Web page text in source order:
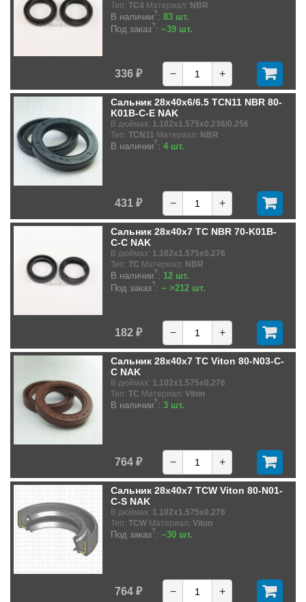
Тип: TC4 Материал: NBR
В наличии?: 83 шт.
Под заказ?: ~39 шт.
336 ₽ − +
Сальник 28x40x6/6.5 TCN11 NBR 80-
K01B-C-E NAK
В дюймах: 1.102x1.575x0.236/0.256
Тип: TCN11 Материал: NBR
В наличии?: 4 шт.
431 ₽ − +
Сальник 28x40x7 TC NBR 70-K01B-
C-C NAK
В дюймах: 1.102x1.575x0.276
Тип: TC Материал: NBR
В наличии?: 12 шт.
Под заказ?: ~ >212 шт.
182 ₽ − +
Сальник 28x40x7 TC Viton 80-N03-C-
C NAK
В дюймах: 1.102x1.575x0.276
Тип: TC Материал: Viton
В наличии?: 3 шт.
764 ₽ − +
Сальник 28x40x7 TCW Viton 80-N01-
C-S NAK
В дюймах: 1.102x1.575x0.276
Тип: TCW Материал: Viton
Под заказ?: ~30 шт.
764 ₽ − +